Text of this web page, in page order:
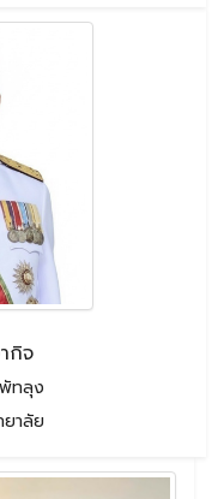
กิจ
ทลุง
าลัย